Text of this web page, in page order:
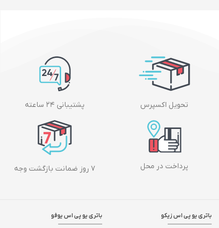
تحویل اکسپرس پشتیبانی ۲۴ ساعته
پرداخت در محل ۷ روز ضمانت بازگشت وجه
باتری یو پی اس زیکو باتری یو پی اس یوفو